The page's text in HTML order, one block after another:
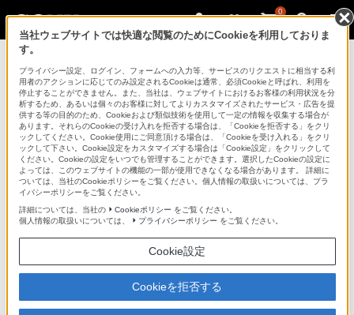
0
STP-SS3AM
ショルダーストラップ STP-SS3AM
商品の特長
●柔らかな仕様で使いやすい
●裏地はすべり止め付き
当社ウェブサイトでは快適な閲覧のためにCookieを利用しておりま
す。
プライバシー設定、ログイン、フォームへの入力等、サービスのリクエストに相当する利
用者のアクションに応じてのみ設定されるCookieは通常、必須Cookieと呼ばれ、利用を
停止することができません。また、当社は、ウェブサイトにおけるお客様の利用状況を分
析するため、あるいは個々のお客様に対してよりカスタマイズされたサービス・広告を提
供する等の目的のため、Cookieおよび類似技術を使用して一定の情報を収集する場合が
あります。それらのCookieの受け入れを拒否する場合は、「Cookieを拒否する」をクリ
ックしてください。Cookie使用にご同意頂ける場合は、「Cookieを受け入れる」をクリ
ックして下さい。Cookie設定をカスタマイズする場合は「Cookie設定」をクリックして
ください。Cookieの設定をいつでも管理することができます。選択したCookieの設定に
よっては、このウェブサイトの機能の一部が使用できなくなる場合があります。 詳細に
ついては、当社のCookieポリシーをご覧ください。個人情報の取扱いについては、プラ
イバシーポリシーをご覧ください。
詳細については、当社の
Cookieポリシー をご覧ください。
個人情報の取扱いについては、
プライバシーポリシー をご覧ください。
Cookie設定
Cookieを拒否する